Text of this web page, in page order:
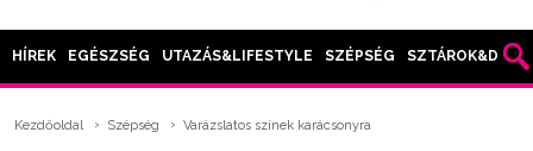
HÍREK EGÉSZSÉG UTAZÁS&LIFESTYLE SZÉPSÉG SZTÁROK&DIVAT
Kezdőoldal Szépség Varázslatos színek karácsonyra